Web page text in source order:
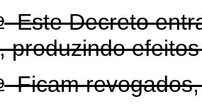
Este Decreto
produzindo
Ficam revogados,